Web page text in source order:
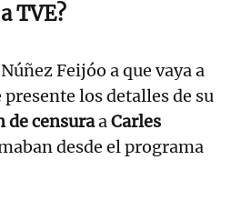
TVE?
Feijóo a que vaya a
los detalles de su
de censuraaCarles
desde el programa